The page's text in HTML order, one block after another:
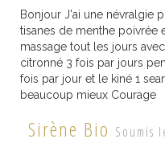
Bonjour J'ai une névralgie
tisanes de menthe poivrée
massage tout les jours
citronné 3 fois par jours
fois par jour et le kiné 1
beaucoup mieux Courage
Sirène Bio Soumis